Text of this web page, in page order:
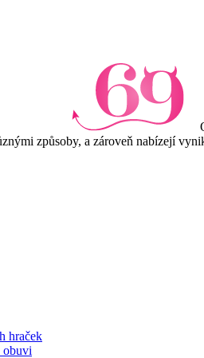
způsoby, a zároveň nabízejí
hraček
obuvi